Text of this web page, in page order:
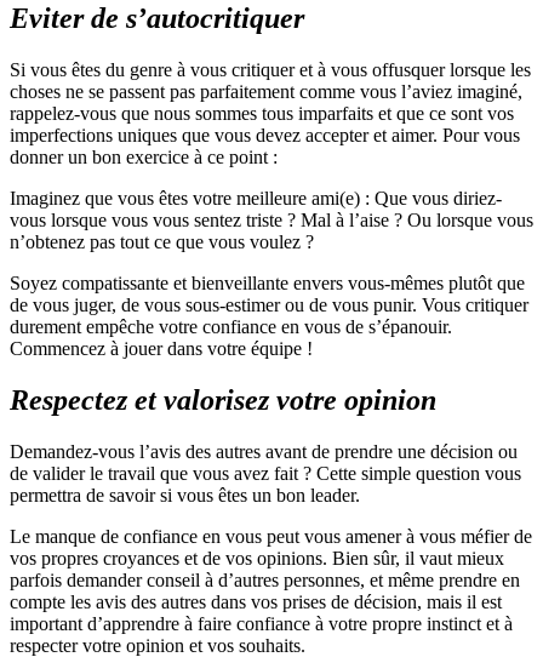
Eviter de s’autocritiquer
Si vous êtes du genre à vous critiquer et à vous offusquer lorsque les
choses ne se passent pas parfaitement comme vous l’aviez imaginé,
rappelez-vous que nous sommes tous imparfaits et que ce sont vos
imperfections uniques que vous devez accepter et aimer. Pour vous
donner un bon exercice à ce point :
Imaginez que vous êtes votre meilleure ami(e) : Que vous diriez-
vous lorsque vous vous sentez triste ? Mal à l’aise ? Ou lorsque vous
n’obtenez pas tout ce que vous voulez ?
Soyez compatissante et bienveillante envers vous-mêmes plutôt que
de vous juger, de vous sous-estimer ou de vous punir. Vous critiquer
durement empêche votre confiance en vous de s’épanouir.
Commencez à jouer dans votre équipe !
Respectez et valorisez votre opinion
Demandez-vous l’avis des autres avant de prendre une décision ou
de valider le travail que vous avez fait ? Cette simple question vous
permettra de savoir si vous êtes un bon leader.
Le manque de confiance en vous peut vous amener à vous méfier de
vos propres croyances et de vos opinions. Bien sûr, il vaut mieux
parfois demander conseil à d’autres personnes, et même prendre en
compte les avis des autres dans vos prises de décision, mais il est
important d’apprendre à faire confiance à votre propre instinct et à
respecter votre opinion et vos souhaits.